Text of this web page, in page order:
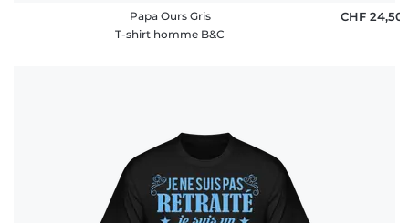
Papa Ours Gris
T-shirt homme B&C
CHF 24,50